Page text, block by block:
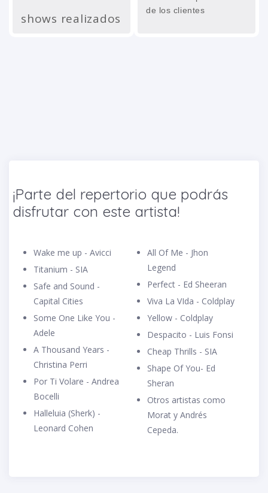
shows realizados
de los clientes
¡Parte del repertorio que podrás
disfrutar con este artista!
Wake me up - Avicci
Titanium - SIA
Safe and Sound -
Capital Cities
Some One Like You -
Adele
A Thousand Years -
Christina Perri
Por Ti Volare - Andrea
Bocelli
Halleluia (Sherk) -
Leonard Cohen
All Of Me - Jhon
Legend
Perfect - Ed Sheeran
Viva La VIda - Coldplay
Yellow - Coldplay
Despacito - Luis Fonsi
Cheap Thrills - SIA
Shape Of You- Ed
Sheran
Otros artistas como
Morat y Andrés
Cepeda.